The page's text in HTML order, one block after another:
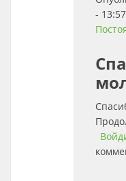
-